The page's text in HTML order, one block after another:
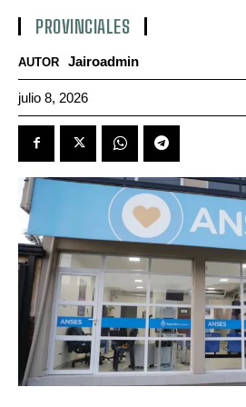
PROVINCIALES
AUTOR Jairoadmin
julio 8, 2026